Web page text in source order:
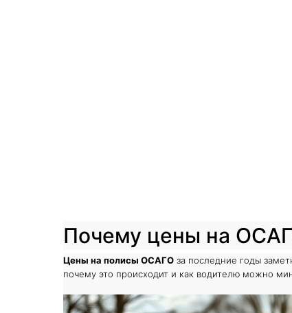
Почему цены на
Цены на полисы ОСАГО за последние годы
почему это происходит и как водителю можно